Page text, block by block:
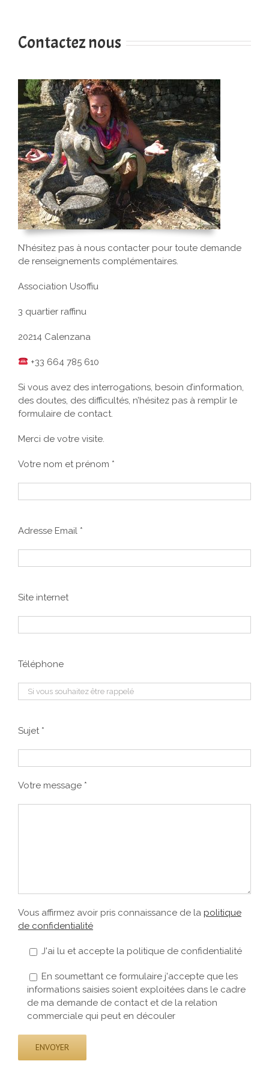
Contactez nous
N’hésitez pas à nous contacter pour toute demande
de renseignements complémentaires.
Association Usoffiu
3 quartier raffinu
20214 Calenzana
+33 664 785 610
Si vous avez des interrogations, besoin d’information,
des doutes, des difficultés, n’hésitez pas à remplir le
formulaire de contact.
Merci de votre visite.
Votre nom et prénom *
Adresse Email *
Site internet
Téléphone
Sujet *
Votre message *
Vous affirmez avoir pris connaissance de la politique
de confidentialité
J'ai lu et accepte la politique de confidentialité
En soumettant ce formulaire j'accepte que les
informations saisies soient exploitées dans le cadre
de ma demande de contact et de la relation
commerciale qui peut en découler